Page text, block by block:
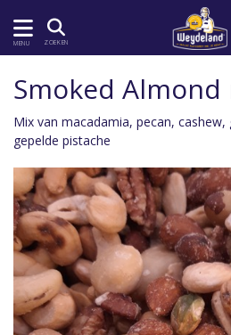
MENU ZOEKEN
Smoked Almond
Mix van macadamia, pecan,
gepelde pistache